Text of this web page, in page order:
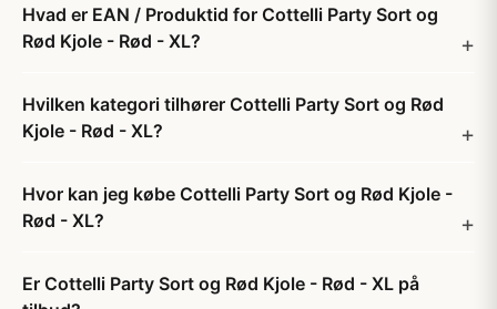
Hvad er EAN / Produktid for Cottelli Party Sort og
Rød Kjole - Rød - XL?
Hvilken kategori tilhører Cottelli Party Sort og Rød
Kjole - Rød - XL?
Hvor kan jeg købe Cottelli Party Sort og Rød Kjole -
Rød - XL?
Er Cottelli Party Sort og Rød Kjole - Rød - XL på